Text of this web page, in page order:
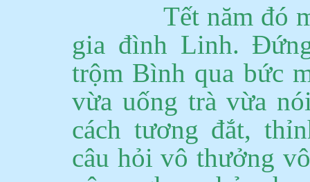
Tết năm đó
gia đình Linh.
trộm Bình qua bức
vừa uống trà vừa
cách tương đắt,
câu hỏi vô thưởng